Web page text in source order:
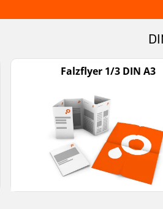
Falzflyer 1/3 DIN A3